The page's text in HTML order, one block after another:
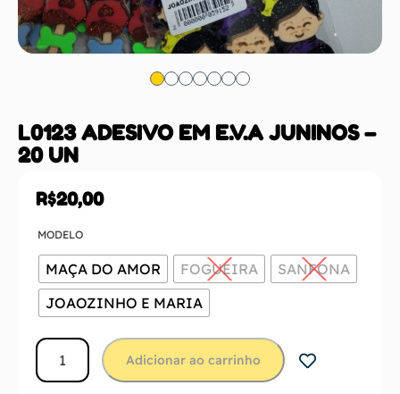
L0123 ADESIVO EM E.V.A JUNINOS –
20 UN
R$20,00
MODELO
MAÇA DO AMOR FOGUEIRA
SANFONA
JOAOZINHO E MARIA
Adicionar ao carrinho